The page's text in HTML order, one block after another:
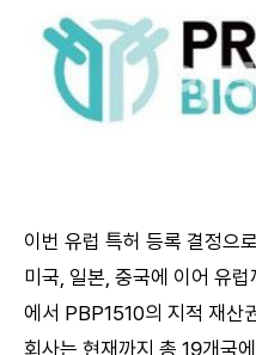
이번 유럽 특허 등록 결정으
미국, 일본, 중국에 이어 유
에서 PBP1510의 지적 재산
회사는 현재까지 총 19개국